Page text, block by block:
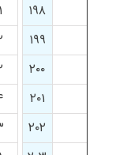
۱۹۸
۱
۱۹۹
۲۰۰
۲۰۱
۲۰۲